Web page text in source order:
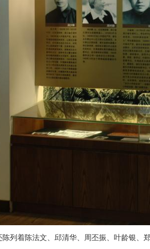
陈列着陈法文、邱清华、周丕振、叶龄银、